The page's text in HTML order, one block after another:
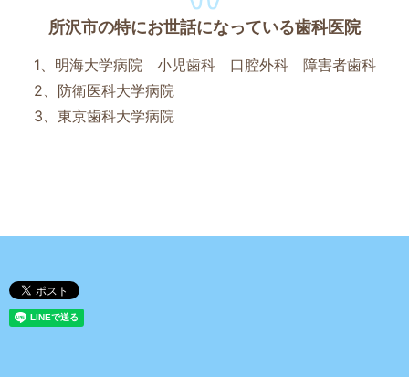
所沢市の特にお世話になっている歯科医院
1、明海大学病院 小児歯科 口腔外科 障害者歯科
2、防衛医科大学病院
3、東京歯科大学病院